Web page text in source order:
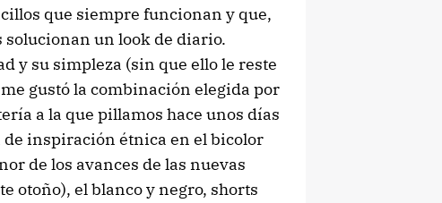
que siempre funcionan y que,
un look de diario.
y su simpleza (sin que ello le reste
gustó la combinación elegida por
a la que pillamos hace unos días
de inspiración étnica en el bicolor
de los avances de las nuevas
otoño), el blanco y negro, shorts